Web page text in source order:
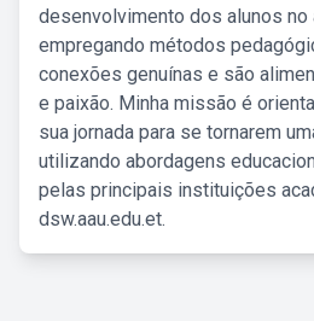
desenvolvimento dos alunos no
empregando métodos
conexões genuínas e são
e paixão. Minha missão é
sua jornada para se tornarem
utilizando abordagens
pelas principais instituições
dsw.aau.edu.et.